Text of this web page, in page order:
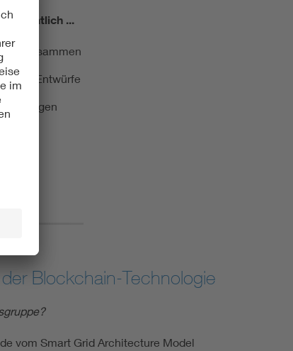
Monatlich ...
zusammen
und Entwürfe
Blockchain-Technologie
vom Smart Grid Architecture Model